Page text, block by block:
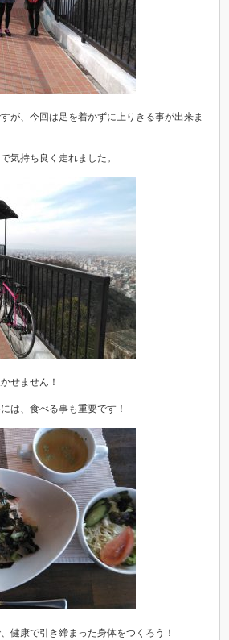
が、今回は足を着かずに上りきる事が出来ま
気持ち良く走れました。
せません！
は、食べる事も重要です！
健康で引き締まった身体をつくろう！